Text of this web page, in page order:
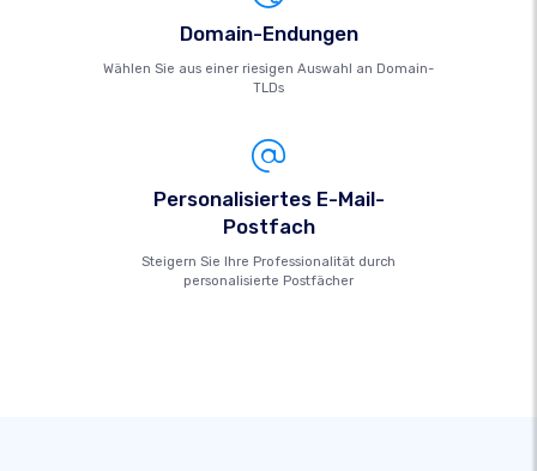
Domain-Endungen
Wählen Sie aus einer riesigen Auswahl an Domain-
TLDs
Personalisiertes E-Mail-
Postfach
Steigern Sie Ihre Professionalität durch
personalisierte Postfächer